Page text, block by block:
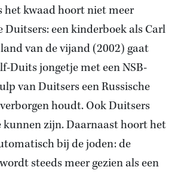
het kwaad hoort niet meer
een kinderboek als Carl
van de vijand (2002) gaat
Duits jongetje met een NSB-
van Duitsers een Russische
houdt. Ook Duitsers
zijn. Daarnaast hoort het
bij de joden: de
steeds meer gezien als een